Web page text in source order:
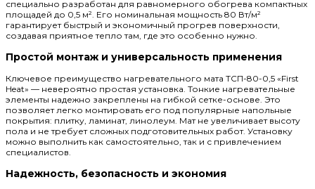
специально разработан для равномерного обогрева компактных
площадей до 0,5 м². Его номинальная мощность 80 Вт/м²
гарантирует быстрый и экономичный прогрев поверхности,
создавая приятное тепло там, где это особенно нужно.
Простой монтаж и универсальность применения
Ключевое преимущество нагревательного мата ТСП-80-0,5 «First
Heat» — невероятно простая установка. Тонкие нагревательные
элементы надежно закреплены на гибкой сетке-основе. Это
позволяет легко монтировать его под популярные напольные
покрытия: плитку, ламинат, линолеум. Мат не увеличивает высоту
пола и не требует сложных подготовительных работ. Установку
можно выполнить как самостоятельно, так и с привлечением
специалистов.
Надежность, безопасность и экономия